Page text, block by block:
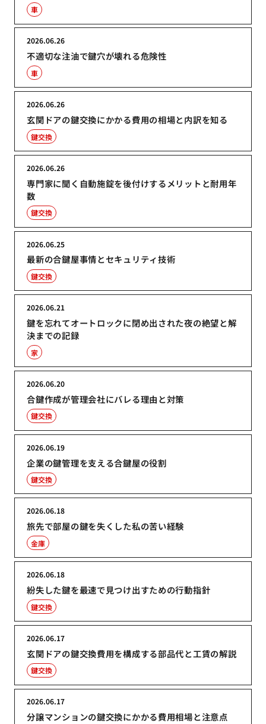
車
不適切な注油で鍵穴が壊れる危険性
2026.06.26
車
玄関ドアの鍵交換にかかる費用の相場と内訳を知る
2026.06.26
鍵交換
専門家に聞く自動施錠を後付けするメリットと耐用年
数
2026.06.26
鍵交換
最新の合鍵屋事情とセキュリティ技術
2026.06.25
鍵交換
鍵を忘れてオートロックに閉め出された夜の絶望と解
決までの記録
2026.06.21
家
合鍵作成が管理会社にバレる理由と対策
2026.06.20
鍵交換
企業の鍵管理を支える合鍵屋の役割
2026.06.19
鍵交換
旅先で部屋の鍵を失くした私の苦い経験
2026.06.18
金庫
紛失した鍵を最速で見つけ出すための行動指針
2026.06.18
鍵交換
玄関ドアの鍵交換費用を構成する部品代と工賃の解説
2026.06.17
鍵交換
分譲マンションの鍵交換にかかる費用相場と注意点
2026.06.17